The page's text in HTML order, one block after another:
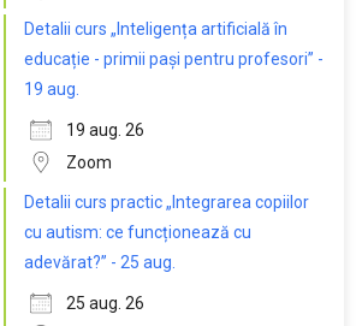
Detalii curs „Inteligența artificială în
educație - primii pași pentru profesori” -
19 aug.
19 aug. 26
Zoom
Detalii curs practic „Integrarea copiilor
cu autism: ce funcționează cu
adevărat?” - 25 aug.
25 aug. 26